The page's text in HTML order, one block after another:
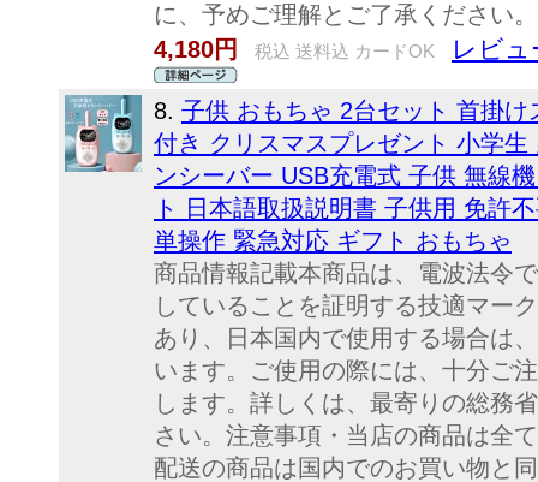
に、予めご理解とご了承ください。
4,180円
税込 送料込 カードOK レビュ
8. 子供 おもちゃ 2台セット 首掛
付き クリスマスプレゼント 小学
ンシーバー USB充電式 子供 無線
ト 日本語取扱説明書 子供用 免許
単操作 緊急対応 ギフト おもちゃ
商品情報記載本商品は、電波法令
していることを証明する技適マー
あり、日本国内で使用する場合は
います。ご使用の際には、十分ご
します。詳しくは、最寄りの総務
さい。注意事項・当店の商品は全
配送の商品は国内でのお買い物と